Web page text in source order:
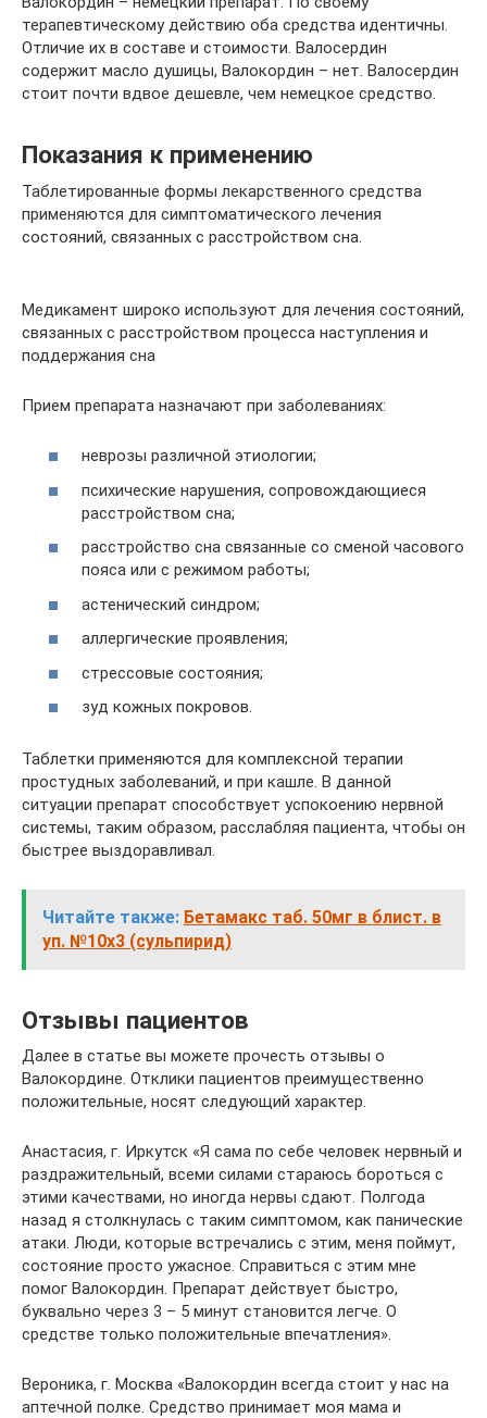
терапевтическому действию оба средства идентичны.
Отличие их в составе и стоимости. Валосердин
содержит масло душицы, Валокордин – нет. Валосердин
стоит почти вдвое дешевле, чем немецкое средство.
Показания к применению
Таблетированные формы лекарственного средства
применяются для симптоматического лечения
состояний, связанных с расстройством сна.
Медикамент широко используют для лечения состояний,
связанных с расстройством процесса наступления и
поддержания сна
Прием препарата назначают при заболеваниях:
неврозы различной этиологии;
психические нарушения, сопровождающиеся
расстройством сна;
расстройство сна связанные со сменой часового
пояса или с режимом работы;
астенический синдром;
аллергические проявления;
стрессовые состояния;
зуд кожных покровов.
Таблетки применяются для комплексной терапии
простудных заболеваний, и при кашле. В данной
ситуации препарат способствует успокоению нервной
системы, таким образом, расслабляя пациента, чтобы он
быстрее выздоравливал.
Читайте также: Бетамакс таб. 50мг в блист. в
уп. №10х3 (сульпирид)
Отзывы пациентов
Далее в статье вы можете прочесть отзывы о
Валокордине. Отклики пациентов преимущественно
положительные, носят следующий характер.
Анастасия, г. Иркутск «Я сама по себе человек нервный и
раздражительный, всеми силами стараюсь бороться с
этими качествами, но иногда нервы сдают. Полгода
назад я столкнулась с таким симптомом, как панические
атаки. Люди, которые встречались с этим, меня поймут,
состояние просто ужасное. Справиться с этим мне
помог Валокордин. Препарат действует быстро,
буквально через 3 – 5 минут становится легче. О
средстве только положительные впечатления».
Вероника, г. Москва «Валокордин всегда стоит у нас на
аптечной полке. Средство принимает моя мама и